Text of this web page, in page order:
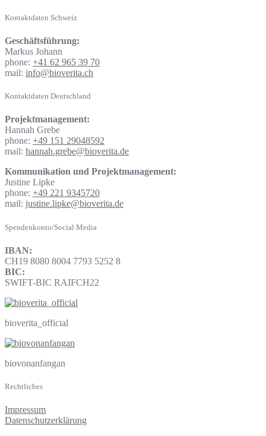
Kontaktdaten Schweiz
Geschäftsführung:
Markus Johann
phone: +41 62 965 39 70
mail: info@bioverita.ch
Kontaktdaten Deutschland
Projektmanagement:
Hannah Grebe
phone: +49 151 29048592
mail: hannah.grebe@bioverita.de
Kommunikation und Projektmanagement:
Justine Lipke
phone: +49 221 9345720
mail: justine.lipke@bioverita.de
Spendenkonto/Social Media
IBAN:
CH19 8080 8004 7793 5252 8
BIC:
SWIFT-BIC RAIFCH22
bioverita_official
biovonanfangan
Rechtliches
Impressum
Datenschutzerklärung